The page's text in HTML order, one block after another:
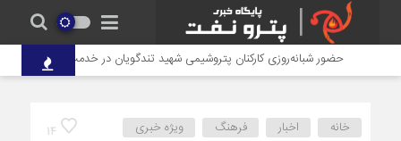
حضور شبانه‌روزی کارکنان پتروشیمی شهید تندگویان در خدمت‌رسانی به زائران
14 خانه اخبار فرهنگ ویژه خبری